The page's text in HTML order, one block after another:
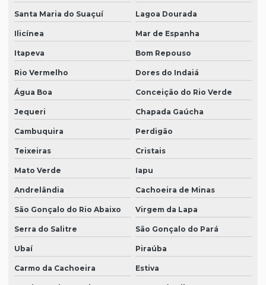
Santa Maria do Suaçuí Lagoa Dourada
Ilicínea Mar de Espanha
Itapeva Bom Repouso
Rio Vermelho Dores do Indaiá
Água Boa Conceição do Rio Verde
Jequeri Chapada Gaúcha
Cambuquira Perdigão
Teixeiras Cristais
Mato Verde Iapu
Andrelândia Cachoeira de Minas
São Gonçalo do Rio Abaixo Virgem da Lapa
Serra do Salitre São Gonçalo do Pará
Ubaí Piraúba
Carmo da Cachoeira Estiva